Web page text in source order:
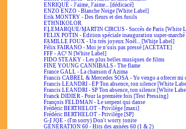
ENRIQUÉ - J'aime, J'aime... [dédicacé]
ENZO ENZO - Blanche Neige [White Label]
Erik MONTRY - Des fleurs et des fusils
ETHNIKOLOR
F.LEMARQUE/MARTIN CIRCUS - Succès de Paris [White
FÉLIX POTIN - Édition spéciale inauguration super-marché
FAMILLE FOUX - Un très joyeux Noël... [White Label]
Félix FAIRANO - Moi je n'suis pas pressé [ACÉTATE]
FFF - AC² N [White Label]
FIDO STEAKY - Les plus belles musiques de films
FINE YOUNG CANNIBALS - The flame
France GALL - La chanson d'Azima
Francis CABREL & Mercedes SOSA - Yo vengo a ofrecer mi
Francis LEANDRI - EP Ton absence, ton silence [White
Francis LEANDRI - SP Ton absence, ton silence [White
Franck DIDIER - Pour la première fois [Test Pressing]
François FELDMAN - Le serpent qui danse
Frédéric BERTHELOT - Privilège [maxi]
Frédéric BERTHELOT - Privilège [SP]
G-I JOE - (I'm sorry) Don't worry tonite
GÉNÉRATION 60 - Hits des années 60 (1 & 2)